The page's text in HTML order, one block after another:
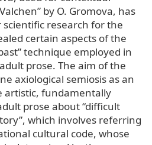
by O. Gromova, has
research for the
certain aspects of the
technique employed in
prose. The aim of the
axiological semiosis as an
artistic, fundamentally
prose about “difficult
which involves referring
cultural code, whose